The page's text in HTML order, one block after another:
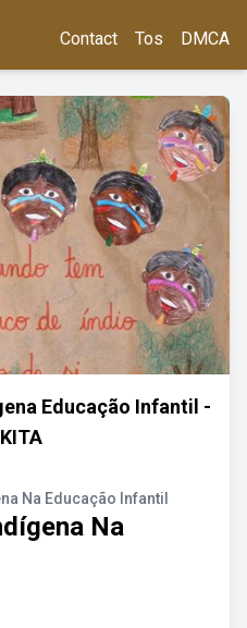
Contact Tos DMCA
Educação Infantil -
Na Educação Infantil
Na